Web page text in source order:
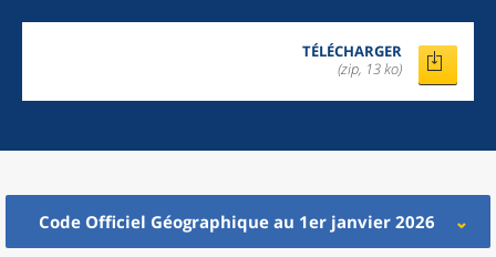
TÉLÉCHARGER
(zip, 13 ko)
Code Officiel Géographique au 1er janvier 2026